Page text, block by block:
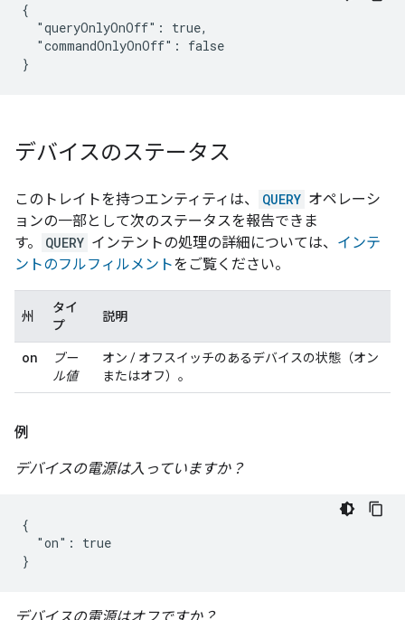
{
  "queryOnlyOnOff": true,
  "commandOnlyOnOff": false
}
デバイスのステータス
このトレイトを持つエンティティは、 QUERY オペレーシ
ョンの一部として次のステータスを報告できま
す。
QUERY インテントの処理の詳細については、 インテ
ントのフルフィルメントをご覧ください。
州
タイ
プ
説明
on
ブー
ル値
オン / オフスイッチのあるデバイスの状態（オン
またはオフ）。
例
デバイスの電源は入っていますか？
{
  "on": true
}